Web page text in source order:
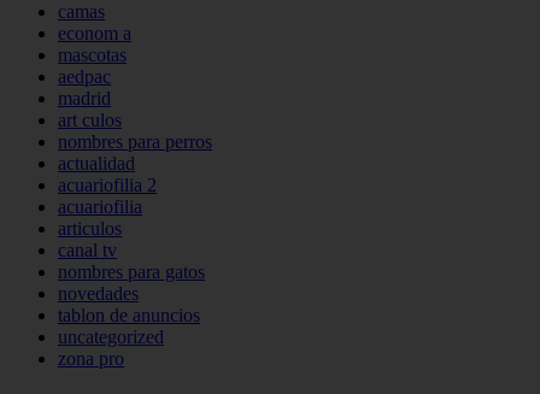
camas
econom a
mascotas
aedpac
madrid
art culos
nombres para perros
actualidad
acuariofilia 2
acuariofilia
articulos
canal tv
nombres para gatos
novedades
tablon de anuncios
uncategorized
zona pro